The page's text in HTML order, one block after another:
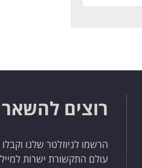
רוצים
הרשמו לניוזלטר שלנו
עולם התקשורת ישרות למייל